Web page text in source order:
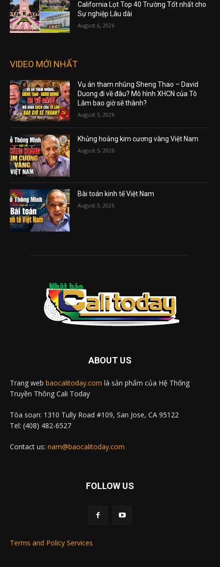
California Lọt Top 40 Trường Tốt nhất cho
Sự nghiệp Lâu dài
August 6, 2026
VIDEO MỚI NHẤT
Vụ án tham nhũng Sheng Thao – David
Duong đi về đâu? Mô hình XHCN của Tô
Lâm bao giờ sẽ thành?
August 5, 2026
Khủng hoảng kim cương vàng Việt Nam
August 5, 2026
Bài toán kinh tế Việt Nam
August 3, 2026
ABOUT US
Trang web baocalitoday.com là sản phẩm của Hệ Thống
Truyền Thông Cali Today
Tòa soạn: 1310 Tully Road #109, San Jose, CA 95122
Tel: (408) 482-6527
Contact us: nam@baocalitoday.com
FOLLOW US
Terms and Policy Services